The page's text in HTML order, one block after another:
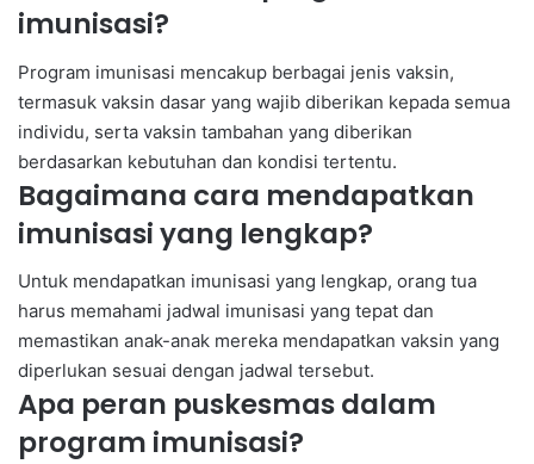
imunisasi?
Program imunisasi mencakup berbagai jenis vaksin,
termasuk vaksin dasar yang wajib diberikan kepada semua
individu, serta vaksin tambahan yang diberikan
berdasarkan kebutuhan dan kondisi tertentu.
Bagaimana cara mendapatkan
imunisasi yang lengkap?
Untuk mendapatkan imunisasi yang lengkap, orang tua
harus memahami jadwal imunisasi yang tepat dan
memastikan anak-anak mereka mendapatkan vaksin yang
diperlukan sesuai dengan jadwal tersebut.
Apa peran puskesmas dalam
program imunisasi?